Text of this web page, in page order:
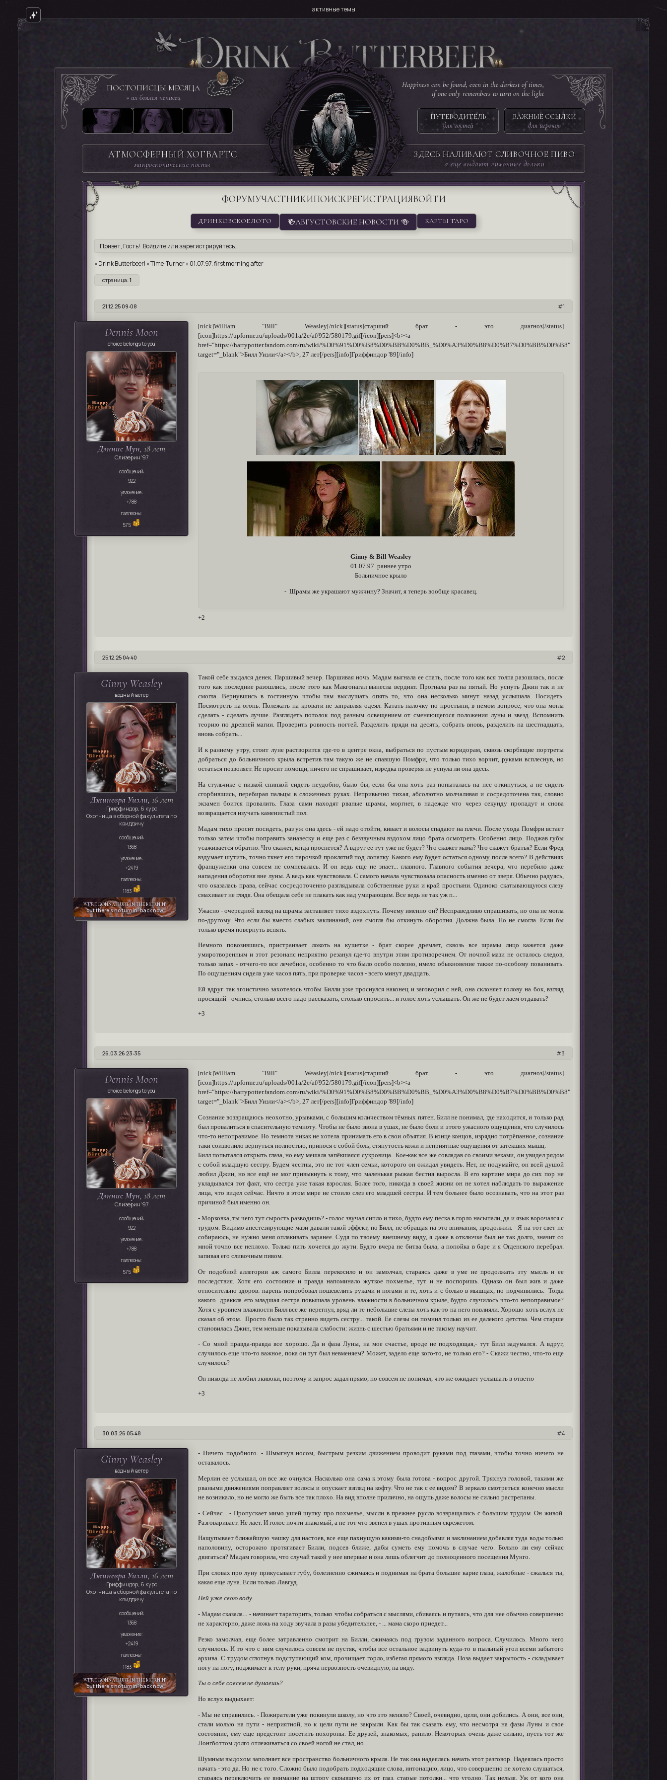
ПОСТОПИСЦЫ МЕСЯЦА
» их боялся неписец
ПУТЕВОДИТЕЛЬ
для гостей
ВАЖНЫЕ ССЫЛКИ
для игроков
ЗДЕСЬ НАЛИВАЮТ СЛИВОЧНОЕ ПИВО
а еще выдают лимонные дольки
АТМОСФЕРНЫЙ ХОГВАРТС
микроскопические посты
Happiness can be found, even in the darkest of times,
if one only remembers to turn on the light
ФОРУМУЧАСТНИКИПОИСКРЕГИСТРАЦИЯВОЙТИ
активные темы
ДРИНКОВСКОЕ ЛОТО 🍻АВГУСТОВСКИЕ НОВОСТИ 🍻 КАРТЫ ТАРО
Привет, Гость! Войдитеили зарегистрируйтесь.
»Drink Butterbeer! »Time-Turner»01.07.97. first morning after
страница: 1
1
21.12.25 09:08
Dennis Moon
choice belongs to you
Дэннис Мун, 18 лет
Слизерин'97
сообщений:
922
уважение:
+788
галлеоны:
575
[nick]William "Bill" Weasley[/nick][status]старший брат - это диагноз[/status]
[icon]https://upforme.ru/uploads/001a/2e/af/952/580179.gif[/icon][pers]<b><a
href="https://harrypotter.fandom.com/ru/wiki/%D0%91%D0%B8%D0%BB%D0%BB_%D0%A3%D0%B8%D0%B7%D0%BB%D0%B8"
target="_blank">Билл Уизли</a></b>, 27 лет[/pers][info]Гриффиндор '89[/info]
Ginny & Bill Weasley
01.07.97 раннее утро
Больничное крыло
- Шрамы же украшают мужчину? Значит, я теперь вообще красавец.
+2
2
25.12.25 04:40
Ginny Weasley
водный ветер
Джиневра Уизли, 16 лет
Гриффиндор, 6 курс
Охотница в сборной факультета по
квиддичу
сообщений:
1368
уважение:
+2419
галлеоны:
1183
WE'REGONNA HURT IN THE MORNIN'
but there's no turnin' back now
Такой себе выдался денек. Паршивый вечер. Паршивая ночь. Мадам выгнала ее спать, после того как вся толпа разошлась, после
того как последние разошлись, после того как Макгонагал вынесла вердикт. Прогнала раз на пятый. Но уснуть Джин так и не
смогла. Вернувшись в гостинную чтобы там выслушать опять то, что она несколько минут назад услышала. Посидеть.
Посмотреть на огонь. Полежать на кровати не заправляя одеял. Катать палочку по простыни, в немом вопросе, что она могла
сделать - сделать лучше. Разглядеть потолок под разным освещением от сменяющегося положения луны и звезд. Вспомнить
теорию по древней магии. Проверить ровность ногтей. Разделить пряди на десять, собрать вновь, разделить на шестнадцать,
вновь собрать...
И к раннему утру, стоит луне растворится где-то в центре окна, выбраться по пустым коридорам, сквозь скорбящие портреты
добраться до больничного крыла встретив там такую же не спавшую Помфри, что только тихо ворчит, руками всплеснув, но
остаться позволяет. Не просит помощи, ничего не спрашивает, изредка проверяя не уснула ли она здесь.
На стульчике с низкой спинкой сидеть неудобно, было бы, если бы она хоть раз попыталась на нее откинуться, а не сидеть
сгорбившись, перебирая пальцы в сложенных руках. Непривычно тихая, абсолютно молчаливая и сосредоточена так, словно
экзамен боится провалить. Глаза сами находят рваные шрамы, моргнет, в надежде что через секунду пропадут и снова
возвращается изучать каменистый пол.
Мадам тихо просит посидеть, раз уж она здесь - ей надо отойти, кивает и волосы спадают на плечи. После ухода Помфри встает
только затем чтобы поправить занавеску и еще раз с беззвучным вздохом лицо брата осмотреть. Особенно лицо. Поджав губы
усаживается обратно. Что скажет, когда проснется? А вдруг ее тут уже не будет? Что скажет мама? Что скажут братья? Если Фред
вздумает шутить, точно ткнет его парочкой проклятий под лопатку. Какого ему будет остаться одному после всего? В действиях
француженки она совсем не сомневалась. И он ведь еще не знает... главного. Главного события вечера, что перебило даже
нападения оборотня вне луны. А ведь как чувствовала. С самого начала чувствовала опасность именно от зверя. Обычно радуясь,
что оказалась права, сейчас сосредоточенно разглядывала собственные руки и край простыни. Одиноко скатывающуюся слезу
смахивает не глядя. Она обещала себе не плакать как над умирающим. Все ведь не так уж п...
Ужасно - очередной взгляд на шрамы заставляет тихо вздохнуть. Почему именно он? Несправедливо спрашивать, но она не могла
по-другому. Что если бы вместо слабых заклинаний, она смогла бы откинуть оборотня. Должна была. Но не смогла. Если бы
только время повернуть вспять.
Немного повозившись, пристраивает локоть на кушетке - брат скорее дремлет, сквозь все шрамы лицо кажется даже
умиротворенным и этот резонанс неприятно резанул где-то внутри этим противоречием. От ночной мази не осталось следов,
только запах - отчего-то все лечебное, особенно то что было особо полезно, имело обыкновение также по-особому пованивать.
По ощущениям сидела уже часов пять, при проверке часов - всего минут двадцать.
Ей вдруг так эгоистично захотелось чтобы Билли уже проснулся наконец и заговорил с ней, она склоняет голову на бок, взгляд
просящий - очнись, столько всего надо рассказать, столько спросить... и голос хоть услышать. Он же не будет лаем отдавать?
+3
3
26.03.26 23:35
Dennis Moon
choice belongs to you
Дэннис Мун, 18 лет
Слизерин'97
сообщений:
922
уважение:
+788
галлеоны:
575
[nick]William "Bill" Weasley[/nick][status]старший брат - это диагноз[/status]
[icon]https://upforme.ru/uploads/001a/2e/af/952/580179.gif[/icon][pers]<b><a
href="https://harrypotter.fandom.com/ru/wiki/%D0%91%D0%B8%D0%BB%D0%BB_%D0%A3%D0%B8%D0%B7%D0%BB%D0%B8"
target="_blank">Билл Уизли</a></b>, 27 лет[/pers][info]Гриффиндор '89[/info]
Сознание возвращаюсь неохотно, урывками, с большим количеством тёмных пятен. Билл не понимал, где находится, и только рад
был провалиться в спасительную темноту. Чтобы не было звона в ушах, не было боли и этого ужасного ощущения, что случилось
что-то непоправимое. Но темнота никак не хотела принимать его в свои объятия. В конце концов, изрядно потрёпанное, сознание
таки соизволило вернуться полностью, принося с собой боль, стянутость кожи и неприятные ощущения от затекших мышц.
Билл попытался открыть глаза, но ему мешала запёкшаяся сукровица. Кое-как все же совладав со своими веками, он увидел рядом
с собой младшую сестру. Будем честны, это не тот член семьи, которого он ожидал увидеть. Нет, не подумайте, он всей душой
любил Джин, но все ещё не мог привыкнуть к тому, что маленькая рыжая бестия выросла. В его картине мира до сих пор не
укладывался тот факт, что сестра уже такая взрослая. Более того, никогда в своей жизни он не хотел наблюдать то выражение
лица, что видел сейчас. Ничто в этом мире не стоило слез его младшей сестры. И тем больнее было осознавать, что на этот раз
причиной был именно он.
- Морковка, ты чего тут сырость разводишь? - голос звучал сипло и тихо, будто ему песка в горло насыпали, да и язык ворочался с
трудом. Видимо анестезирующие мази давали такой эффект, но Билл, не обращая на это внимания, продолжил. - Я на тот свет не
собираюсь, не нужно меня оплакивать заранее. Судя по твоему внешнему виду, я даже в отключке был не так долго, значит со
мной точно все неплохо. Только пить хочется до жути. Будто вчера не битва была, а попойка в баре и я Огденского перебрал.
запивая его сливочным пивом.
От подобной аллегории аж самого Билла перекосило и он замолчал, стараясь даже в уме не продолжать эту мысль и ее
последствия. Хотя его состояние и правда напоминало жуткое похмелье, тут и не поспоришь. Однако он был жив и даже
относительно здоров: парень попробовал пошевелить руками и ногами и те, хоть и с болью в мышцах, но подчинились. Тогда
какого драккла его младшая сестра повышала уровень влажности в больничном крыле, будто случилось что-то непоправимое?
Хотя с уровнем влажности Билл все же перегнул, вряд ли те небольшие слезы хоть как-то на него повлияли. Хорошо хоть вслух не
сказал об этом. Просто было так странно видеть сестру... такой. Ее слезы он помнил только из ее далекого детства. Чем старше
становилась Джин, тем меньше показывала слабости: жизнь с шестью братьями и не такому научит.
- Со мной правда-правда все хорошо. Да и фаза Луны, на мое счастье, вроде не подходящая,- тут Билл задумался. А вдруг,
случилось еще что-то важное, пока он тут был невменяем? Может, задело еще кого-то, не только его? - Скажи честно, что-то еще
случилось?
Он никогда не любил экивоки, поэтому и запрос задал прямо, но совсем не понимал, что же ожидает услышать в ответю
+3
4
30.03.26 05:48
Ginny Weasley
водный ветер
Джиневра Уизли, 16 лет
Гриффиндор, 6 курс
Охотница в сборной факультета по
квиддичу
сообщений:
1368
уважение:
+2419
галлеоны:
1183
WE'REGONNA HURT IN THE MORNIN'
but there's no turnin' back now
- Ничего подобного. - Шмыгнув носом, быстрым резким движением проводит руками под глазами, чтобы точно ничего не
оставалось.
Мерлин ее услышал, он все же очнулся. Насколько она сама к этому была готова - вопрос другой. Тряхнув головой, такими же
рваными движениями поправляет волосы и опускает взгляд на кофту. Что не так с ее видом? В зеркало смотреться конечно мысли
не возникало, но не могло же быть все так плохо. На вид вполне прилично, на ощупь даже волосы не сильно растрепаны.
- Сейчас... - Пропускает мимо ушей шутку про похмелье, мысли в прежнее русло возвращались с большим трудом. Он живой.
Разговаривает. Не лает. И голос почти знакомый, а не тот что звенел в ушах противным скрежетом.
Нащупывает ближайшую чашку для настоев, все еще пахнущую какими-то снадобьями и заклинанием добавляя туда воды только
наполовину, осторожно протягивает Билли, подсев ближе, дабы суметь ему помочь в случае чего. Больно ли ему сейчас
двигаться? Мадам говорила, что случай такой у нее впервые и она лишь облегчит до полноценного посещения Мунго.
При словах про луну прикусывает губу, болезненно сжимаясь и поднимая на брата большие карие глаза, жалобные - сжалься ты,
какая еще луна. Если только Лавгуд.
Пей уже свою воду.
- Мадам сказала... - начинает тараторить, только чтобы собраться с мыслями, сбиваясь и путаясь, что для нее обычно совершенно
не характерно, даже ложь на ходу звучала в разы убедительнее, - ... мама скоро приедет...
Резко замолчав, еще более затравленно смотрит на Билли, сжимаясь под грузом заданного вопроса. Случилось. Много чего
случилось. И то что с ним случилось совсем не пустяк, чтобы все остальное задвинуть куда-то в пыльный угол всеми забытого
архива. С трудом сглотнув подступающий ком, прочищает горло, избегая прямого взгляда. Поза выдает закрытость - складывает
ногу на ногу, поджимает к телу руки, пряча нервозность очевидную, на виду.
Ты о себе совсем не думаешь?
Но вслух выдыхает:
- Мы не справились. - Пожиратели уже покинули школу, но что это меняло? Своей, очевидно, цели, они добились. А они, все они,
стали молью на пути - неприятной, но к цели пути не закрыли. Как бы так сказать ему, что несмотря на фазы Луны и свое
состояние, ему еще предстоит посетить похороны. Ее друзей, знакомых, ранило. Некоторых очень даже сильно, пусть тот же
Лонгботтом долго отлеживаться со своей ногой не стал, но...
Шумным выдохом заполняет все пространство больничного крыла. Не так она надеялась начать этот разговор. Надеялась просто
начать - это да. Но не с того. Сложно было подобрать подходящие слова, интонацию, лицо, что совершенно не хотело слушаться,
стараясь переключить ее внимание на штору скрывшую их от глаз, старые потолки... что угодно. Так нельзя. Уж от кого она